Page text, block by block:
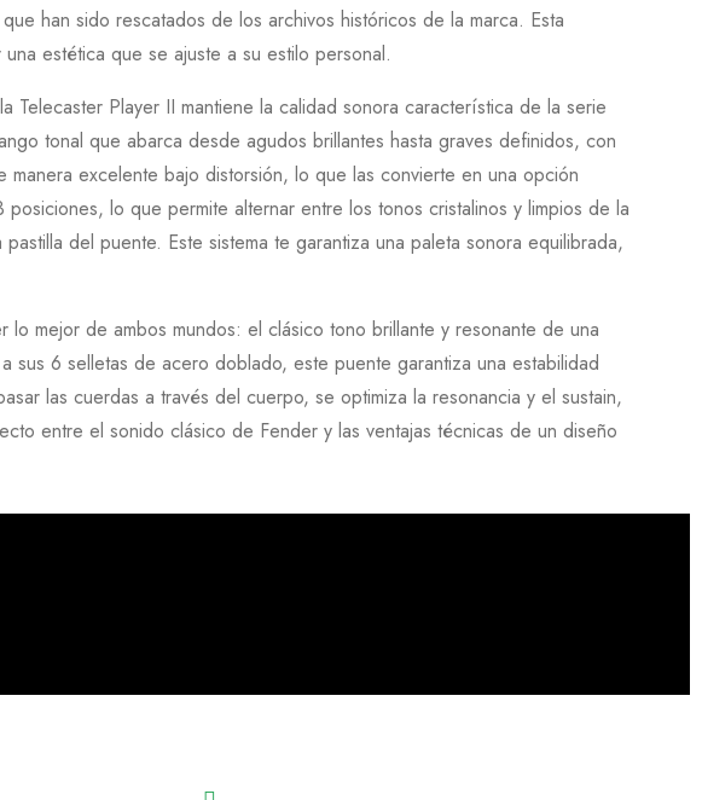
han sido rescatados de los archivos históricos de la marca. Esta
estética que se ajuste a su estilo personal.
Telecaster Player II mantiene la calidad sonora característica de la serie
tonal que abarca desde agudos brillantes hasta graves definidos, con
excelente bajo distorsión, lo que las convierte en una opción
posiciones, lo que permite alternar entre los tonos cristalinos y limpios de la
del puente. Este sistema te garantiza una paleta sonora equilibrada,
lo mejor de ambos mundos: el clásico tono brillante y resonante de una
sus 6 selletas de acero doblado, este puente garantiza una estabilidad
las cuerdas a través del cuerpo, se optimiza la resonancia y el sustain,
entre el sonido clásico de Fender y las ventajas técnicas de un diseño